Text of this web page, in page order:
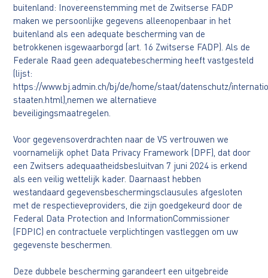
buitenland: Inovereenstemming met de Zwitserse FADP
maken we persoonlijke gegevens alleenopenbaar in het
buitenland als een adequate bescherming van de
betrokkenen isgewaarborgd (art. 16 Zwitserse FADP). Als de
Federale Raad geen adequatebescherming heeft vastgesteld
(lijst:
https://www.bj.admin.ch/bj/de/home/staat/datenschutz/
staaten.html),nemen we alternatieve
beveiligingsmaatregelen.
Voor gegevensoverdrachten naar de VS vertrouwen we
voornamelijk ophet Data Privacy Framework (DPF), dat door
een Zwitsers adequaatheidsbesluitvan 7 juni 2024 is erkend
als een veilig wettelijk kader. Daarnaast hebben
westandaard gegevensbeschermingsclausules afgesloten
met de respectieveproviders, die zijn goedgekeurd door de
Federal Data Protection and InformationCommissioner
(FDPIC) en contractuele verplichtingen vastleggen om uw
gegevenste beschermen.
Deze dubbele bescherming garandeert een uitgebreide